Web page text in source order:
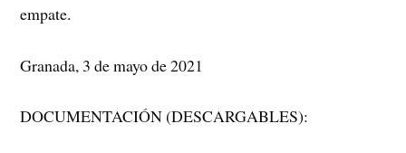
empate.
Granada, 3 de mayo de 2021
DOCUMENTACIÓN (DESCARGABLES):